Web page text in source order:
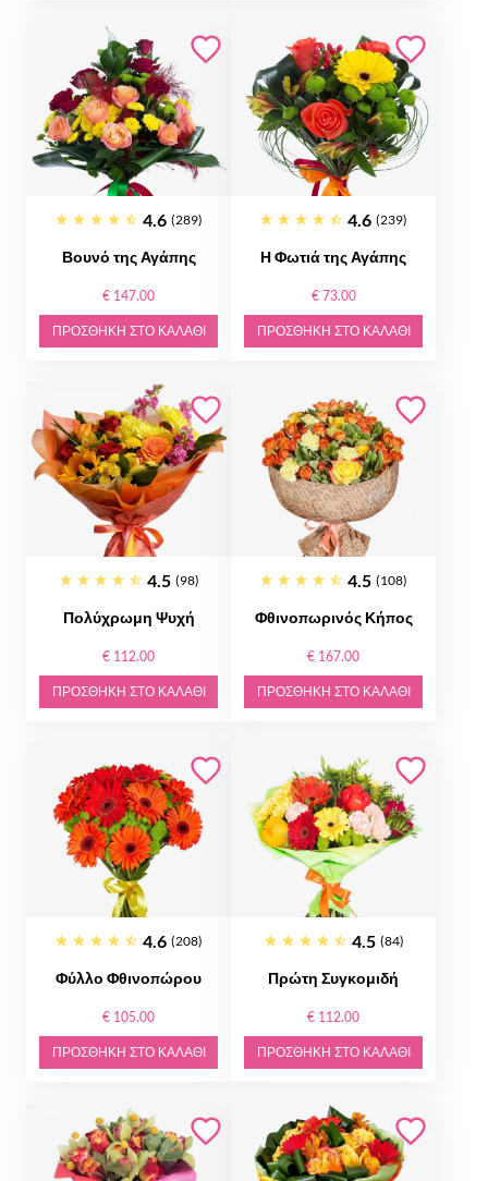
4.6 (289)
Βουνό της Αγάπης
€ 147.00
ΠΡΟΣΘΉΚΗ ΣΤΟ ΚΑΛΆΘΙ
4.6 (239)
Η Φωτιά της Αγάπης
€ 73.00
ΠΡΟΣΘΉΚΗ ΣΤΟ ΚΑΛΆΘΙ
4.5 (98)
Πολύχρωμη Ψυχή
€ 112.00
ΠΡΟΣΘΉΚΗ ΣΤΟ ΚΑΛΆΘΙ
4.5 (108)
Φθινοπωρινός Κήπος
€ 167.00
ΠΡΟΣΘΉΚΗ ΣΤΟ ΚΑΛΆΘΙ
4.6 (208)
Φύλλο Φθινοπώρου
€ 105.00
ΠΡΟΣΘΉΚΗ ΣΤΟ ΚΑΛΆΘΙ
4.5 (84)
Πρώτη Συγκομιδή
€ 112.00
ΠΡΟΣΘΉΚΗ ΣΤΟ ΚΑΛΆΘΙ